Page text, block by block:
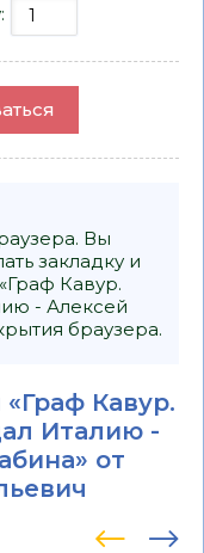
Вы
закладку и
Кавур.
- Алексей
браузера.
Кавур.
Италию -
от